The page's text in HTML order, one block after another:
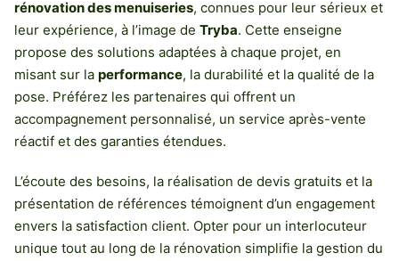
rénovation des menuiseries, connues pour leur sérieux et
leur expérience, à l’image de Tryba. Cette enseigne
propose des solutions adaptées à chaque projet, en
misant sur la performance, la durabilité et la qualité de la
pose. Préférez les partenaires qui offrent un
accompagnement personnalisé, un service après-vente
réactif et des garanties étendues.
L’écoute des besoins, la réalisation de devis gratuits et la
présentation de références témoignent d’un engagement
envers la satisfaction client. Opter pour un interlocuteur
unique tout au long de la rénovation simplifie la gestion du